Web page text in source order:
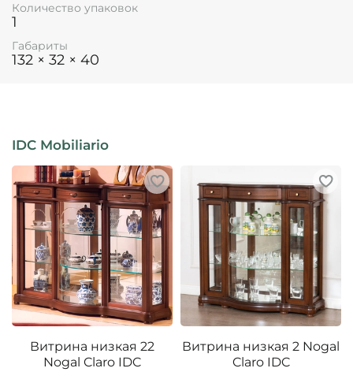
Количество упаковок
1
Габариты
132 × 32 × 40
IDC Mobiliario
Витрина низкая 22
Nogal Claro IDC
Витрина низкая 2 Nogal
Claro IDC